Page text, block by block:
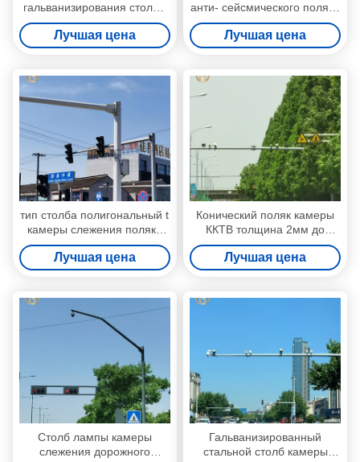
гальванизирования столба
85ум лампы камеры
слежения длинный
Лучшая цена
анти- сейсмического поляка
камеры CCTV дизайна
стальной
Лучшая цена
тип столба полигональный t
камеры слежения поляка
камеры CCTV 6M 8M для
главной улицы
Лучшая цена
Конический поляк камеры
ККТВ толщина 2мм до
30мм с аттестацией ИСО
9001
Лучшая цена
Столб лампы камеры
слежения дорожного
Гальванизированный
стальной столб камеры